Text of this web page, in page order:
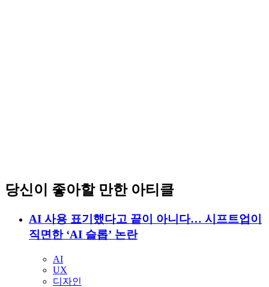
당신이 좋아할 만한 아티클
AI 사용 표기했다고 끝이 아니다… 시프트업이
직면한 ‘AI 슬롭’ 논란
AI
UX
디자인